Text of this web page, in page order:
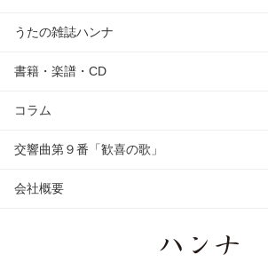
うたの雑誌ハンナ
書籍・楽譜・CD
コラム
交響曲第９番「歓喜の歌」
会社概要